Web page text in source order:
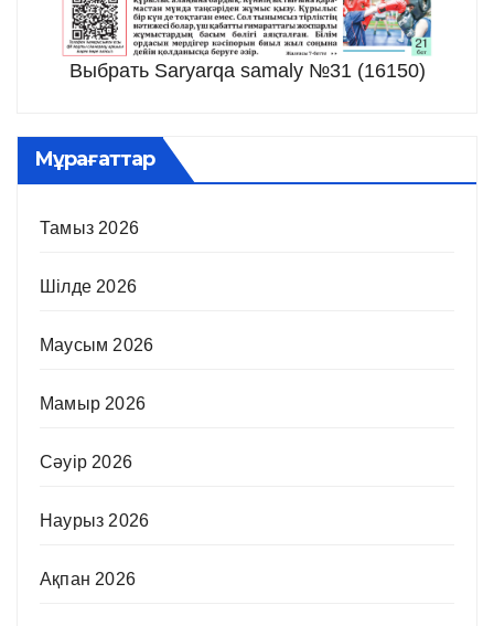
Выбрать Saryarqa samaly №31 (16150)
Мұрағаттар
Тамыз 2026
Шілде 2026
Маусым 2026
Мамыр 2026
Сәуір 2026
Наурыз 2026
Ақпан 2026